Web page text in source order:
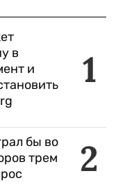
1
в
и
2
бы во
трем